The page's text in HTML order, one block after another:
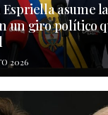
asume
un giro político
2026